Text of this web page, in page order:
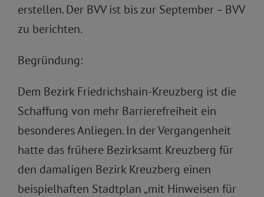
erstellen. Der BVV ist bis zur September – BVV
zu berichten.
Begründung:
Dem Bezirk Friedrichshain-Kreuzberg ist die
Schaffung von mehr Barrierefreiheit ein
besonderes Anliegen. In der Vergangenheit
hatte das frühere Bezirksamt Kreuzberg für
den damaligen Bezirk Kreuzberg einen
beispielhaften Stadtplan „mit Hinweisen für